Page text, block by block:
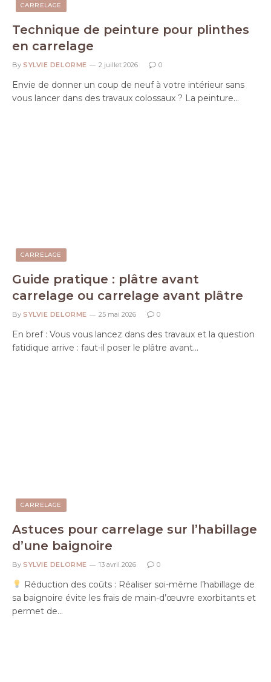
CARRELAGE
Technique de peinture pour plinthes
en carrelage
By SYLVIE DELORME 2 juillet 2026 0
Envie de donner un coup de neuf à votre intérieur sans
vous lancer dans des travaux colossaux ? La peinture…
CARRELAGE
Guide pratique : plâtre avant
carrelage ou carrelage avant plâtre
By SYLVIE DELORME 25 mai 2026 0
En bref : Vous vous lancez dans des travaux et la question
fatidique arrive : faut-il poser le plâtre avant…
CARRELAGE
Astuces pour carrelage sur l’habillage
d’une baignoire
By SYLVIE DELORME 13 avril 2026 0
Réduction des coûts : Réaliser soi-même l’habillage de
sa baignoire évite les frais de main-d’œuvre exorbitants et
permet de…